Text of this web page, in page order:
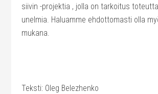
siivin -projektia , jolla on tarkoitus
unelmia. Haluamme ehdottomasti olla
mukana.
Teksti: Oleg Belezhenko